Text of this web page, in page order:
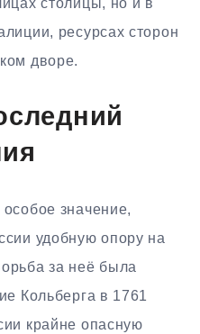
столицы, но и в
ресурсах сторон
дворе.
значение,
удобную опору на
за неё была
Кольберга в 1761
крайне опасную